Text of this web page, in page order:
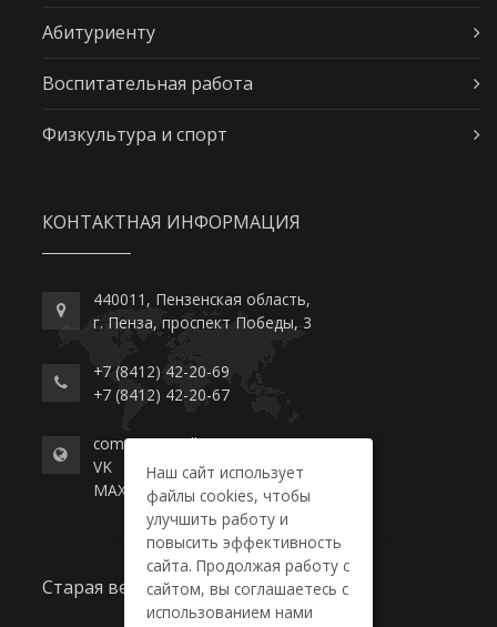
Абитуриенту
Воспитательная работа
Физкультура и спорт
КОНТАКТНАЯ ИНФОРМАЦИЯ
440011, Пензенская область,
г. Пенза, проспект Победы, 3
+7 (8412) 42-20-69
+7 (8412) 42-20-67
commerce-college.ru
VK
MAX
Старая версия сайта
Наш сайт использует
файлы cookies, чтобы
улучшить работу и
повысить эффективность
сайта. Продолжая работу с
сайтом, вы соглашаетесь с
использованием нами